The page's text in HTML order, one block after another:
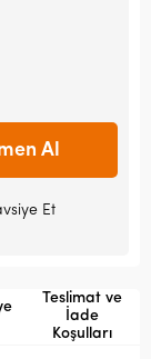
Al
Et
Teslimat ve
İade
Koşulları